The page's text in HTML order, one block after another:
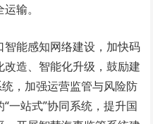
输。
智能感知网络建设，加快码
造、智能化升级，鼓励建
，加强运营监管与风险防
一站式”协同系统，提升国